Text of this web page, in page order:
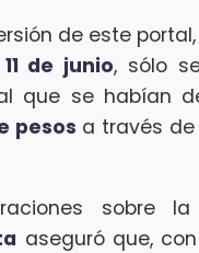
de este
11 de junio, sólo
que se habían
pesos a través de
sobre la
aseguró que,